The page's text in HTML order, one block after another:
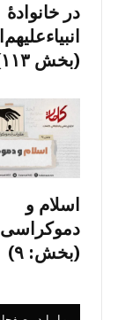
در خانوادۀ
(بخش ۱۱۳)
اسلام و
دموکراسی
(بخش: ۹)